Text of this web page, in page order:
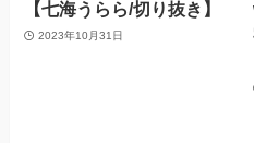
【七海うらら/切り抜き】
2023年10月31日